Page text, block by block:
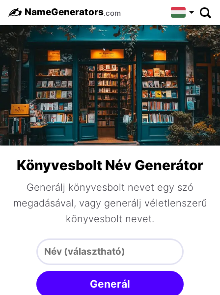
✍️ NameGenerators.com
Könyvesbolt Név Generátor
Generálj könyvesbolt nevet egy szó
megadásával, vagy generálj véletlenszerű
könyvesbolt nevet.
Generál